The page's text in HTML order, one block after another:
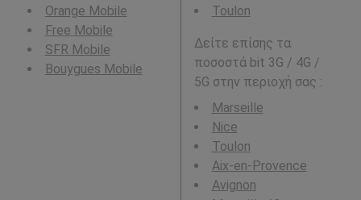
Orange Mobile
Free Mobile
SFR Mobile
Bouygues Mobile
Toulon
Δείτε επίσης τα
ποσοστά bit 3G / 4G /
5G στην περιοχή σας :
Marseille
Nice
Toulon
Aix-en-Provence
Avignon